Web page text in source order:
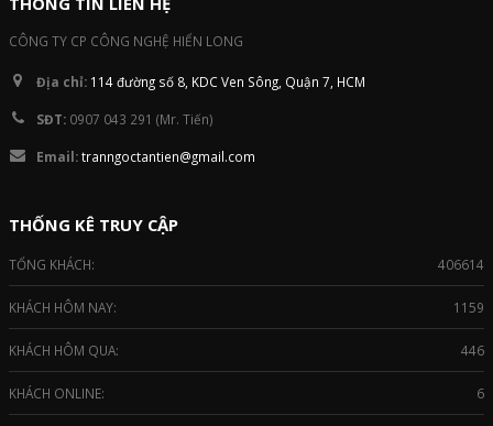
CÔNG TY CP CÔNG NGHỆ HIỂN LONG
Địa chỉ: 114 đường số 8, KDC Ven Sông, Quận 7, HCM
SĐT: 0907 043 291 (Mr. Tiến)
Email:tranngoctantien@gmail.com
THỐNG KÊ TRUY CẬP
406614
TỔNG KHÁCH:
1159
KHÁCH HÔM NAY:
446
KHÁCH HÔM QUA:
6
KHÁCH ONLINE: